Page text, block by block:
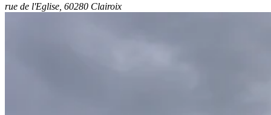
rue de l'Eglise, 60280 Clairoix